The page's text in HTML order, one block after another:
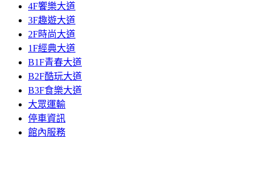
4F饗樂大道
3F趣遊大道
2F時尚大道
1F經典大道
B1F青春大道
B2F酷玩大道
B3F食樂大道
大眾運輸
停車資訊
館內服務